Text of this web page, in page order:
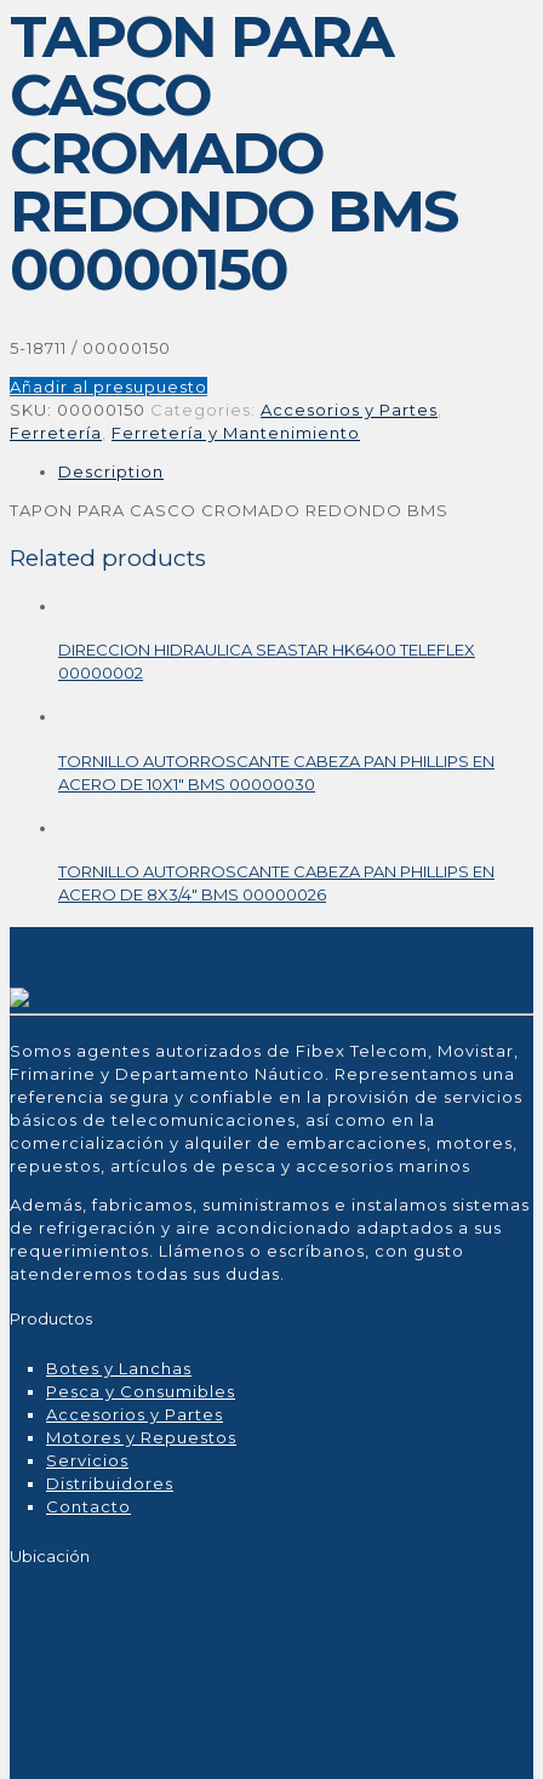
TAPON PARA
CASCO
CROMADO
REDONDO BMS
00000150
5-18711 / 00000150
Añadir al presupuesto
SKU: 00000150 Categories: Accesorios y Partes
Ferretería
Ferretería y Mantenimiento
Description
TAPON PARA CASCO CROMADO REDONDO BMS
Related products
DIRECCION HIDRAULICA SEASTAR HK6400 TELEFLEX
00000002
TORNILLO AUTORROSCANTE CABEZA PAN PHILLIPS EN
ACERO DE 10X1″ BMS 00000030
TORNILLO AUTORROSCANTE CABEZA PAN PHILLIPS EN
ACERO DE 8X3/4″ BMS 00000026
Somos agentes autorizados de Fibex Telecom, Movistar,
Frimarine y Departamento Náutico. Representamos una
referencia segura y confiable en la provisión de servicios
básicos de telecomunicaciones, así como en la
comercialización y alquiler de embarcaciones, motores,
repuestos, artículos de pesca y accesorios marinos
Además, fabricamos, suministramos e instalamos sistemas
de refrigeración y aire acondicionado adaptados a sus
requerimientos. Llámenos o escríbanos, con gusto
atenderemos todas sus dudas.
Productos
Botes y Lanchas
Pesca y Consumibles
Accesorios y Partes
Motores y Repuestos
Servicios
Distribuidores
Contacto
Ubicación